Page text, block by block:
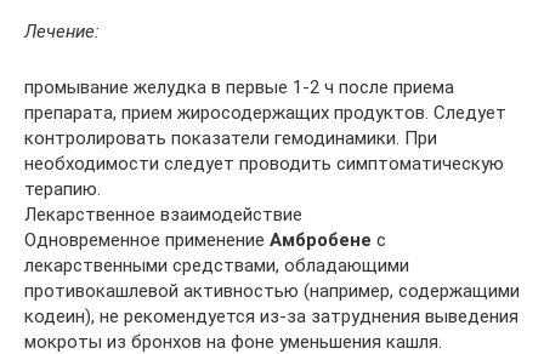
Лечение:
промывание желудка в первые 1-2 ч после приема
препарата, прием жиросодержащих продуктов. Следует
контролировать показатели гемодинамики. При
необходимости следует проводить симптоматическую
терапию.
Лекарственное взаимодействие
Одновременное применение Амбробене с
лекарственными средствами, обладающими
противокашлевой активностью (например, содержащими
кодеин), не рекомендуется из-за затруднения выведения
мокроты из бронхов на фоне уменьшения кашля.